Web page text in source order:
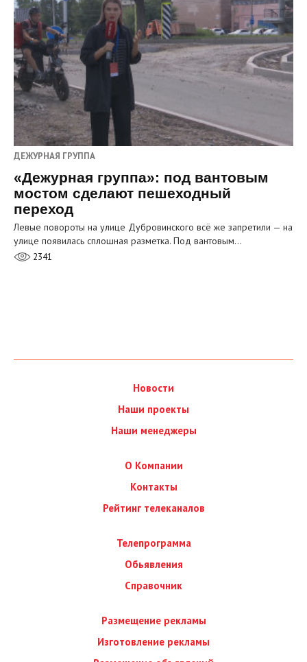
ДЕЖУРНАЯ ГРУППА
«Дежурная группа»: под вантовым
мостом сделают пешеходный
переход
Левые повороты на улице Дубровинского всё же запретили — на
улице появилась сплошная разметка. Под вантовым…
2341
Новости
Наши проекты
Наши менеджеры
О Компании
Контакты
Рейтинг телеканалов
Телепрограмма
Обьявления
Справочник
Размещение рекламы
Изготовление рекламы